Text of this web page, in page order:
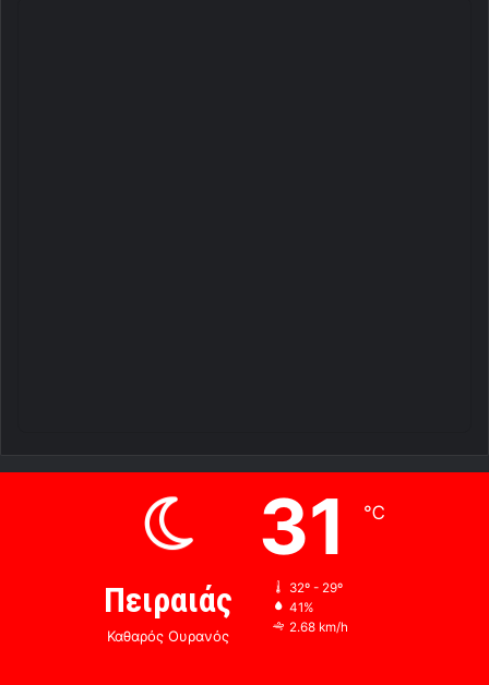
Πειραιάς
Καθαρός Ουρανός
31 ℃
32º - 29º
41%
2.68 km/h